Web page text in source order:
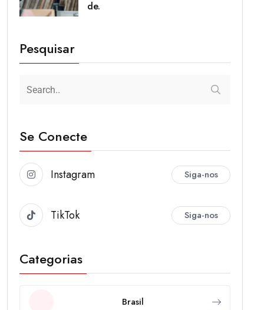
de.
Pesquisar
Se Conecte
Instagram Siga-nos
TikTok Siga-nos
Categorias
Brasil